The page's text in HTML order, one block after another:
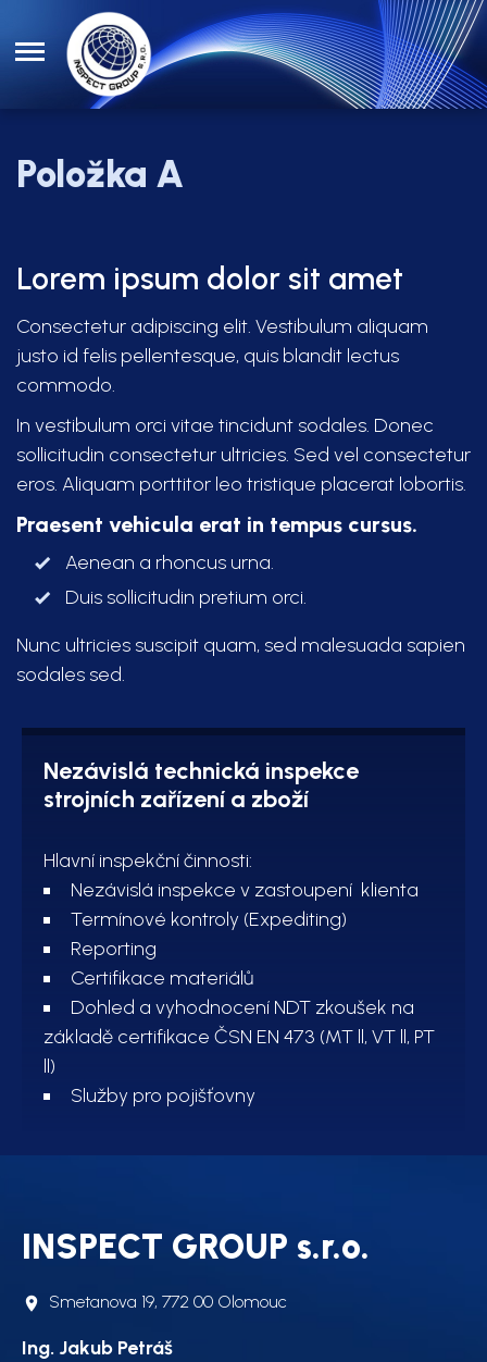
Položka A
Lorem ipsum dolor sit amet
Consectetur adipiscing elit. Vestibulum aliquam
justo id felis pellentesque, quis blandit lectus
commodo.
In vestibulum orci vitae tincidunt sodales. Donec
sollicitudin consectetur ultricies. Sed vel consectetur
eros. Aliquam porttitor leo tristique placerat lobortis.
Praesent vehicula erat in tempus cursus.
Aenean a rhoncus urna.
Duis sollicitudin pretium orci.
Nunc ultricies suscipit quam, sed malesuada sapien
sodales sed.
Nezávislá technická inspekce
strojních zařízení a zboží
Hlavní inspekční činnosti:
Nezávislá inspekce v zastoupení klienta
Termínové kontroly (Expediting)
Reporting
Certifikace materiálů
Dohled a vyhodnocení NDT zkoušek na
základě certifikace ČSN EN 473 (MT ll, VT ll, PT
ll)
Služby pro pojišťovny
INSPECT GROUP s.r.o.
Smetanova 19, 772 00 Olomouc
Ing. Jakub Petráš